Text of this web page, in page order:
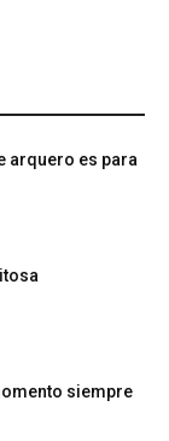
arquero es para
siempre